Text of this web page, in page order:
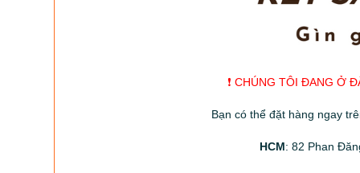
❗️ CHÚNG TÔI ĐANG Ở
Bạn có thể đặt hàng ngay
HCM: 82 Phan